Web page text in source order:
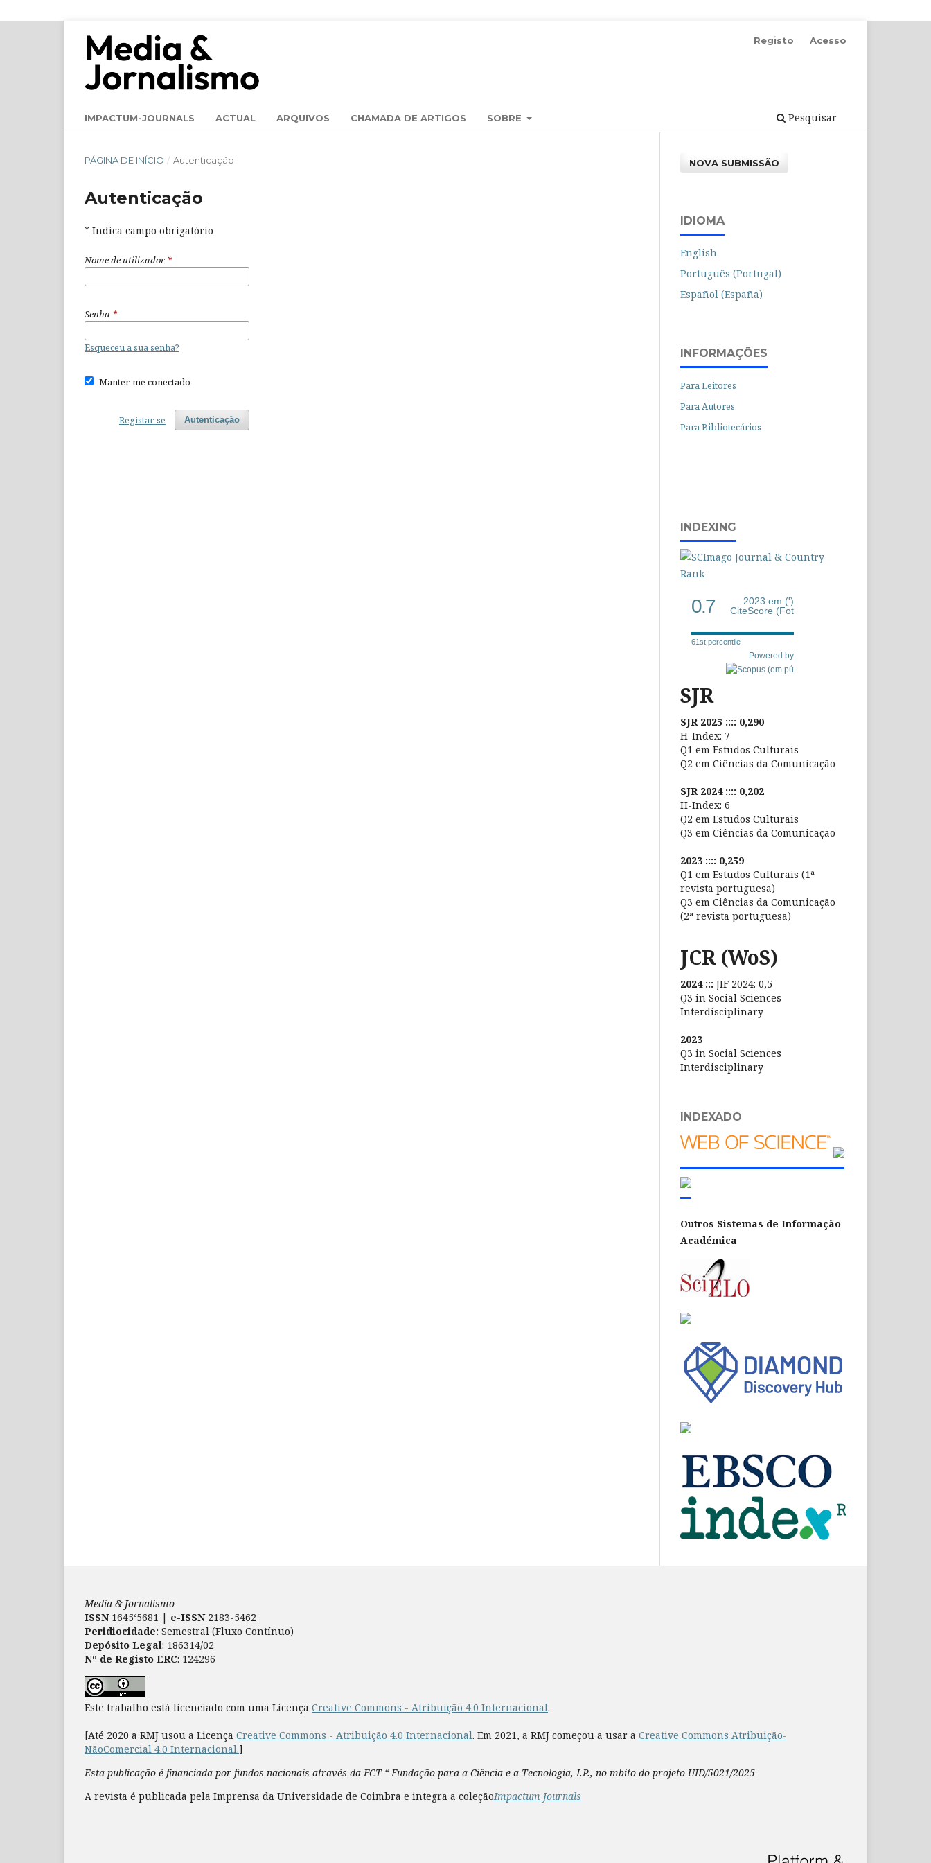
IMPACTUM-JOURNALS ACTUAL ARQUIVOS CHAMADA DE ARTIGOS SOBRE Pesquisar
Registo Acesso
PÁGINA DE INÍCIO / Autenticação
Autenticação
* Indica campo obrigatório
Nome de utilizador *
Senha *
Esqueceu a sua senha?
Manter-me conectado
Autenticação
Registar-se
NOVA SUBMISSÃO
IDIOMA
English
Português (Portugal)
Español (España)
INFORMAÇÕES
Para Leitores
Para Autores
Para Bibliotecários
INDEXING
0.7
2023 em (')
CiteScore (Fot
61st percentile
Powered by
SJR
SJR 2025 :::: 0,290
H-Index: 7
Q1 em Estudos Culturais
Q2 em Ciências da Comunicação
SJR 2024 :::: 0,202
H-Index: 6
Q2 em Estudos Culturais
Q3 em Ciências da Comunicação
2023 :::: 0,259
Q1 em Estudos Culturais (1ª
revista portuguesa)
Q3 em Ciências da Comunicação
(2ª revista portuguesa)
JCR (WoS)
2024 ::: JIF 2024: 0,5
Q3 in Social Sciences
Interdisciplinary
2023
Q3 in Social Sciences
Interdisciplinary
INDEXADO
Outros Sistemas de Informação
Académica
Media & Jornalismo
ISSN 1645‘5681 | e-ISSN2183-5462
Peridiocidade: Semestral (Fluxo Contínuo)
Depósito Legal: 186314/02
Nº de Registo ERC: 124296
Este trabalho está licenciado com uma Licença Creative Commons - Atribuição 4.0 Internacional.
[Até 2020 a RMJ usou a Licença Creative Commons - Atribuição 4.0 Internacional. Em 2021, a RMJ começou a usar a Creative Commons Atribuição-
NãoComercial 4.0 Internacional.]
Esta publicação é financiada por fundos nacionais através da FCT “ Fundação para a Ciência e a Tecnologia, I.P., no mbito do projeto UID/5021/2025
A revista é publicada pela Imprensa da Universidade de Coimbra e integra a coleçãoImpactum Journals